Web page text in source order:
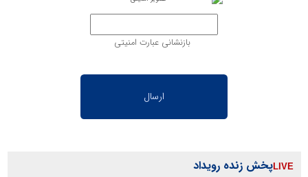
بازنشانی عبارت امنیتی
پخش زنده رویداد